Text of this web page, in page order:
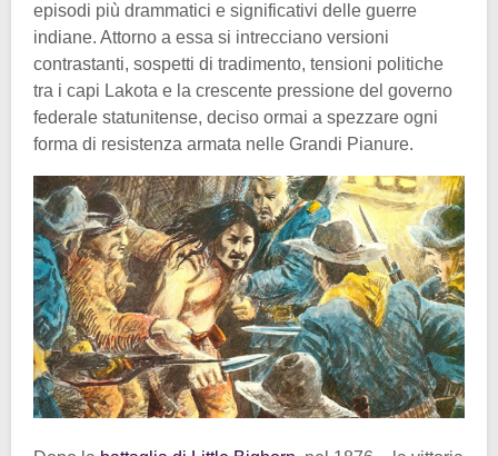
episodi più drammatici e significativi delle guerre
indiane. Attorno a essa si intrecciano versioni
contrastanti, sospetti di tradimento, tensioni politiche
tra i capi Lakota e la crescente pressione del governo
federale statunitense, deciso ormai a spezzare ogni
forma di resistenza armata nelle Grandi Pianure.